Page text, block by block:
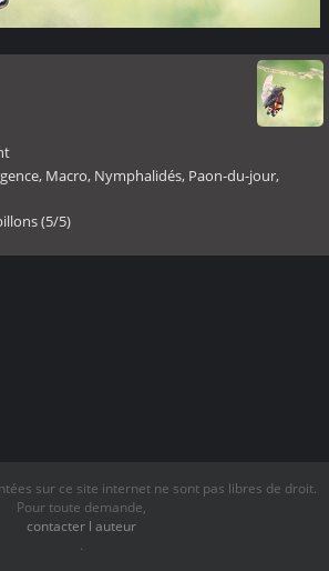
, Macro, Nymphalidés, Paon-du-jour,
(5/5)
sur ce site internet ne sont pas libres de droit.
Pour toute demande,
contacter l auteur
.